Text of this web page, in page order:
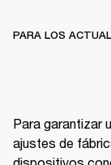
PARA LOS
Para garantizar
ajustes de